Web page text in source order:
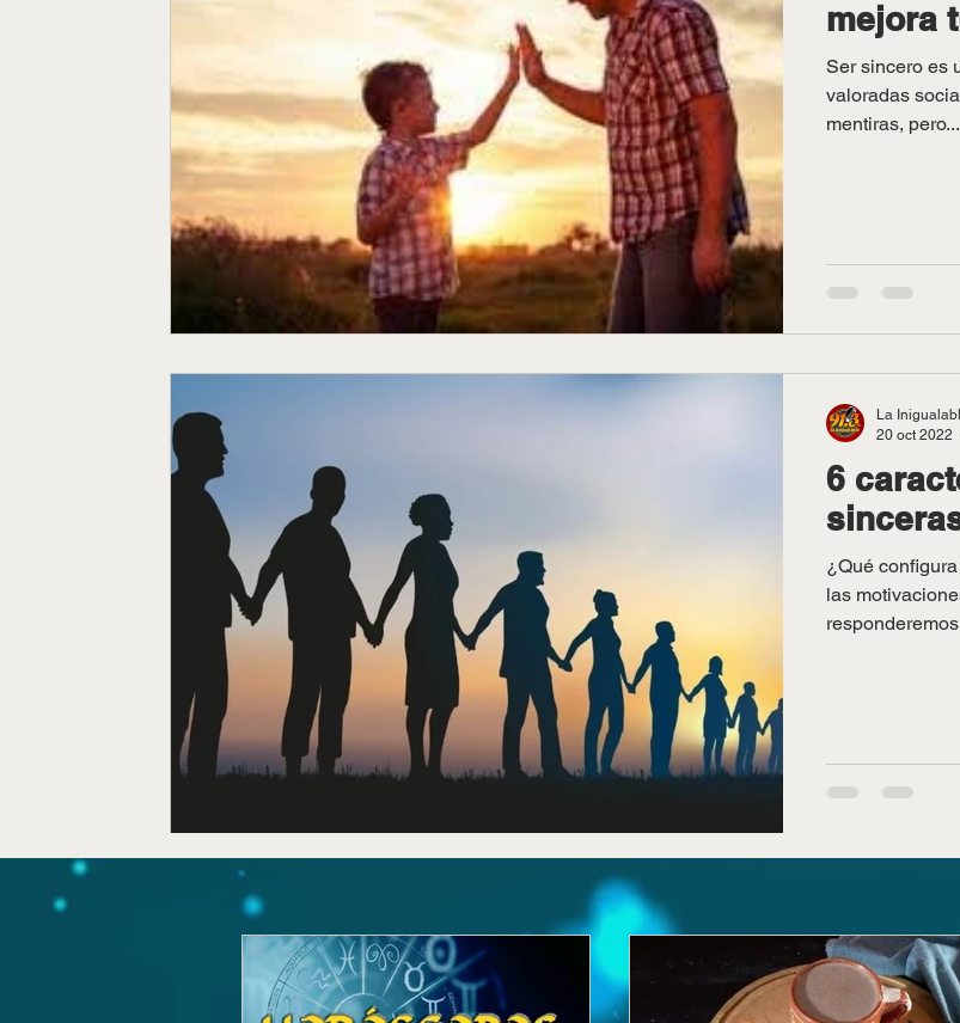
mejora
Ser sincero es
valoradas socialmente. Desde
mentiras, pero...
6
¿Qué
las
La
20 oct 2022